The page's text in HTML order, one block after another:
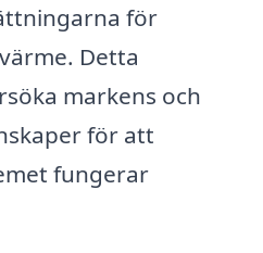
för
Detta
markens och
för att
fungerar